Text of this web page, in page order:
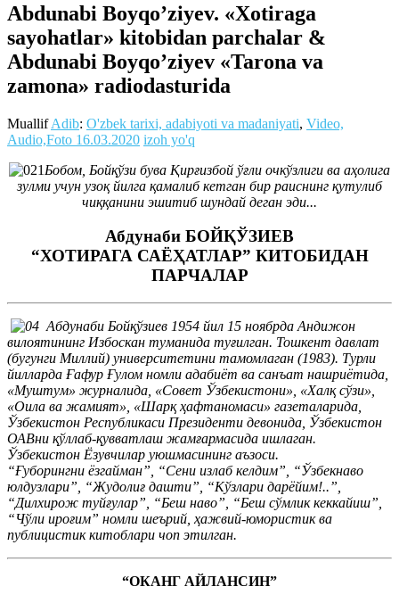
Abdunabi Boyqo’ziyev. «Xotiraga
sayohatlar» kitobidan parchalar &
Abdunabi Boyqo’ziyev «Tarona va
zamona» radiodasturida
MuallifAdib: O'zbek tarixi, adabiyoti va madaniyati, Video,
Audio,Foto 16.03.2020 izoh yo'q
Бобом, Бойқўзи бува Қирғизбой ўғли очкўзлиги ва аҳолига
зулми учун узоқ йилга қамалиб кетган бир раиснинг қутулиб
чиққанини эшитиб шундай деган эди...
Абдунаби БОЙҚЎЗИЕВ
“ХОТИРАГА САЁҲАТЛАР” КИТОБИДАН
ПАРЧАЛАР
Абдунаби Бойқўзиев 1954 йил 15 ноябрда Андижон
вилоятининг Избоскан туманида туғилган. Тошкент давлат
(бугунги Миллий) университетини тамомлаган (1983). Турли
йилларда Ғафур Ғулом номли адабиёт ва санъат нашриётида,
«Муштум» журналида, «Совет Ўзбекистони», «Халқ сўзи»,
«Оила ва жамият», «Шарқ ҳафтаномаси» газеталарида,
Ўзбекистон Республикаси Президенти девонида, Ўзбекистон
ОАВни қўллаб-қувватлаш жамғармасида ишлаган.
Ўзбекистон Ёзувчилар уюшмасининг аъзоси.
“Ғуборингни ёзгайман”, “Сени излаб келдим”, “Ўзбекнаво
юлдузлари”, “Жудолиғ дашти”, “Кўзлари дарёйим!..”,
“Дилхирож туйғулар”, “Беш наво”, “Беш сўмлик кеккайиш”,
“Чўли ироғим” номли шеърий, ҳажвий-юмористик ва
публицистик китоблари чоп этилган.
“ОКАНГ АЙЛАНСИН”